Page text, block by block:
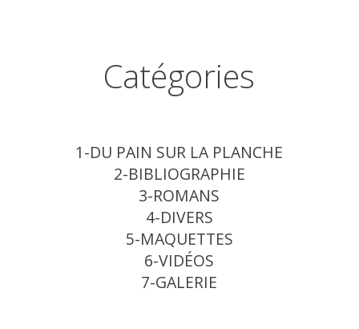
Catégories
1-DU PAIN SUR LA PLANCHE
2-BIBLIOGRAPHIE
3-ROMANS
4-DIVERS
5-MAQUETTES
6-VIDÉOS
7-GALERIE